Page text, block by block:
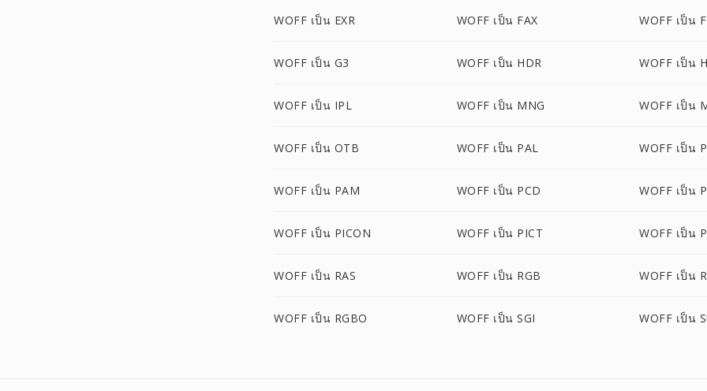
WOFF เป็น EXR WOFF เป็น FAX WOFF เป็น
WOFF เป็น G3 WOFF เป็น HDR WOFF เป็น
WOFF เป็น IPL WOFF เป็น MNG WOFF เป็น
WOFF เป็น OTB WOFF เป็น PAL WOFF เป็น
WOFF เป็น PAM WOFF เป็น PCD WOFF เป็น
WOFF เป็น PICON WOFF เป็น PICT WOFF เป็น
WOFF เป็น RAS WOFF เป็น RGB WOFF เป็น
WOFF เป็น RGBO WOFF เป็น SGI WOFF เป็น